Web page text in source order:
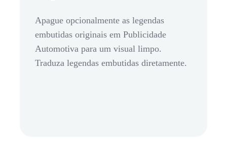
Apague opcionalmente as legendas
embutidas originais em Publicidade
Automotiva para um visual limpo.
Traduza legendas embutidas diretamente.